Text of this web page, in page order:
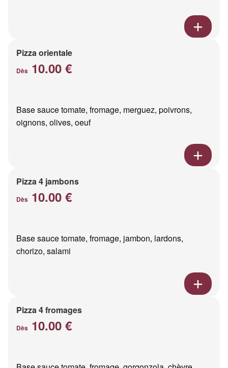
Pizza orientale
Dès 10.00 €
Base sauce tomate, fromage, merguez, poivrons,
oignons, olives, oeuf
Pizza 4 jambons
Dès 10.00 €
Base sauce tomate, fromage, jambon, lardons,
chorizo, salami
Pizza 4 fromages
Dès 10.00 €